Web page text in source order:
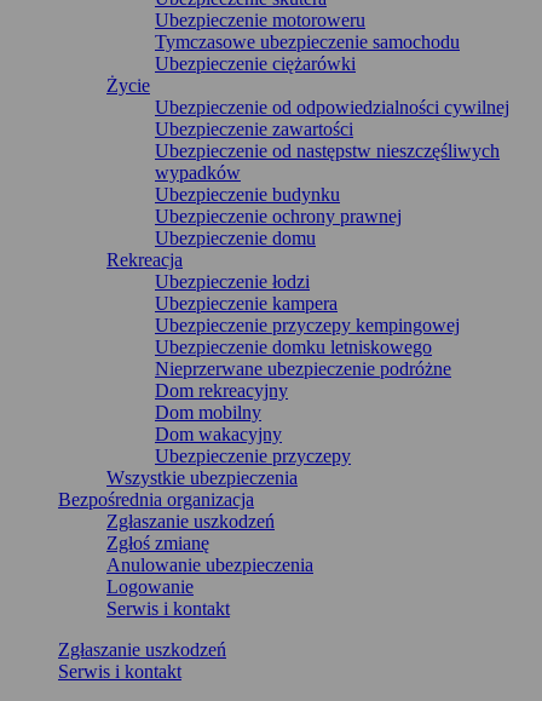
Ubezpieczenie motoroweru
Tymczasowe ubezpieczenie samochodu
Ubezpieczenie ciężarówki
Życie
Ubezpieczenie od odpowiedzialności cywilnej
Ubezpieczenie zawartości
Ubezpieczenie od następstw nieszczęśliwych
wypadków
Ubezpieczenie budynku
Ubezpieczenie ochrony prawnej
Ubezpieczenie domu
Rekreacja
Ubezpieczenie łodzi
Ubezpieczenie kampera
Ubezpieczenie przyczepy kempingowej
Ubezpieczenie domku letniskowego
Nieprzerwane ubezpieczenie podróżne
Dom rekreacyjny
Dom mobilny
Dom wakacyjny
Ubezpieczenie przyczepy
Wszystkie ubezpieczenia
Bezpośrednia organizacja
Zgłaszanie uszkodzeń
Zgłoś zmianę
Anulowanie ubezpieczenia
Logowanie
Serwis i kontakt
Zgłaszanie uszkodzeń
Serwis i kontakt